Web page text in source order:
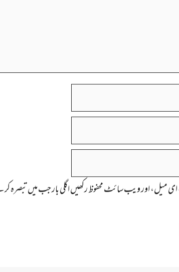
ای میل، اور ویب سائٹ محفوظ رکھیں اگلی بار جب میں